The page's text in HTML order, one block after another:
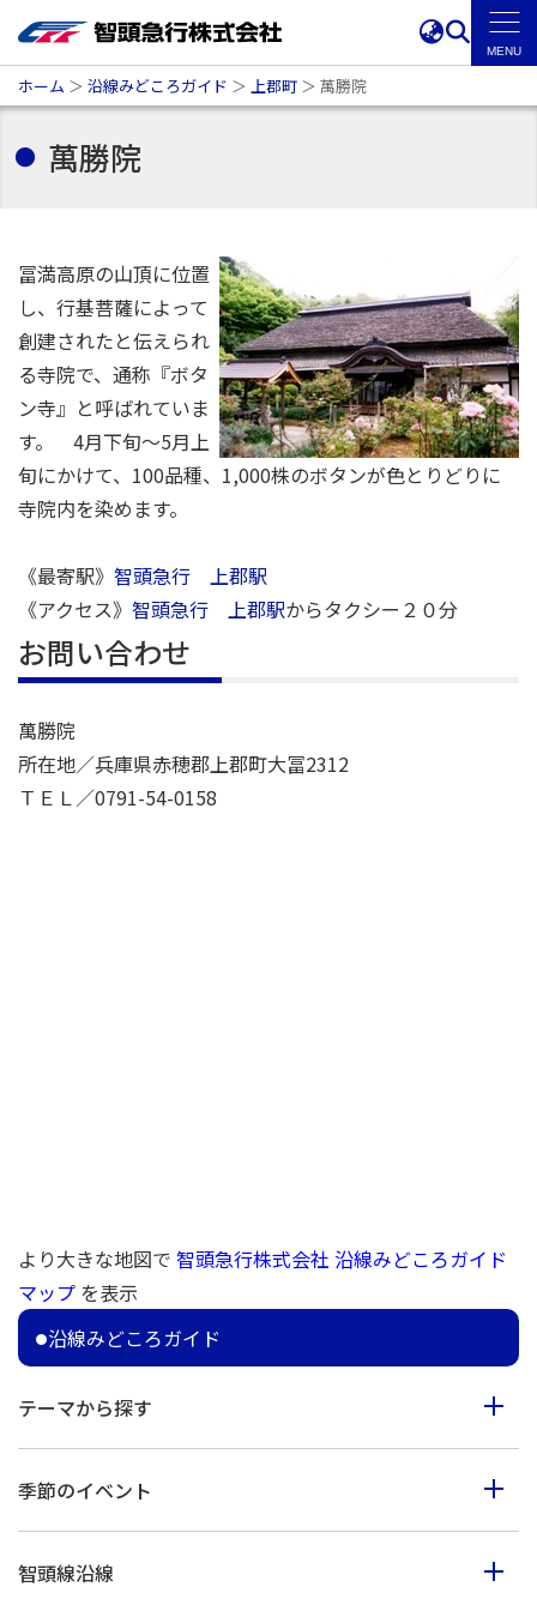
ホーム ＞ 沿線みどころガイド ＞ 上郡町 ＞ 萬勝院
萬勝院
冨満高原の山頂に位置
し、行基菩薩によって
創建されたと伝えられ
る寺院で、通称『ボタ
ン寺』と呼ばれていま
す。 4月下旬～5月上
旬にかけて、100品種、1,000株のボタンが色とりどりに
寺院内を染めます。
《最寄駅》 智頭急行 上郡駅
《アクセス》 智頭急行 上郡駅からタクシー２０分
お問い合わせ
萬勝院
所在地／兵庫県赤穂郡上郡町大冨2312
ＴＥＬ／0791-54-0158
より大きな地図で 智頭急行株式会社 沿線みどころガイド
マップ を表示
沿線みどころガイド
テーマから探す
歩く
季節のイベント
智頭線沿線